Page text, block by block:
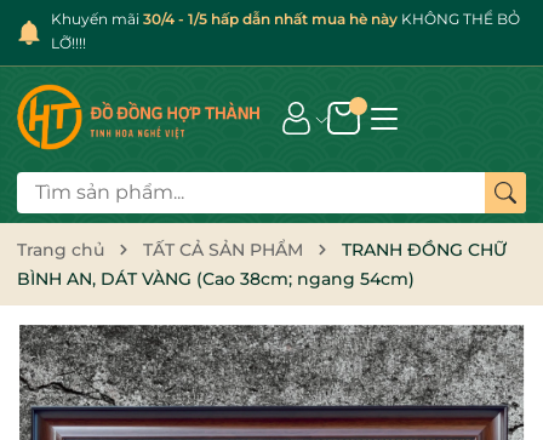
Khuyến mãi 30/4 - 1/5 hấp dẫn nhất mua hè này KHÔNG THỂ BỎ
LỠ!!!!
Trang chủ TẤT CẢ SẢN PHẨM
TRANH ĐỒNG CHỮ
BÌNH AN, DÁT VÀNG (Cao 38cm; ngang 54cm)